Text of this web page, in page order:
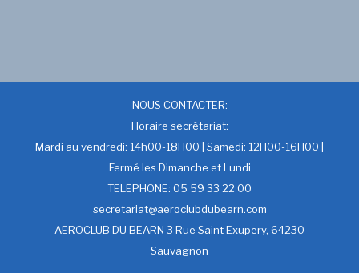
NOUS CONTACTER:
Horaire secrétariat:
Mardi au vendredi: 14h00-18H00 | Samedi: 12H00-16H00 |
Fermé les Dimanche et Lundi
TELEPHONE: 05 59 33 22 00
secretariat@aeroclubdubearn.com
AEROCLUB DU BEARN 3 Rue Saint Exupery, 64230
Sauvagnon